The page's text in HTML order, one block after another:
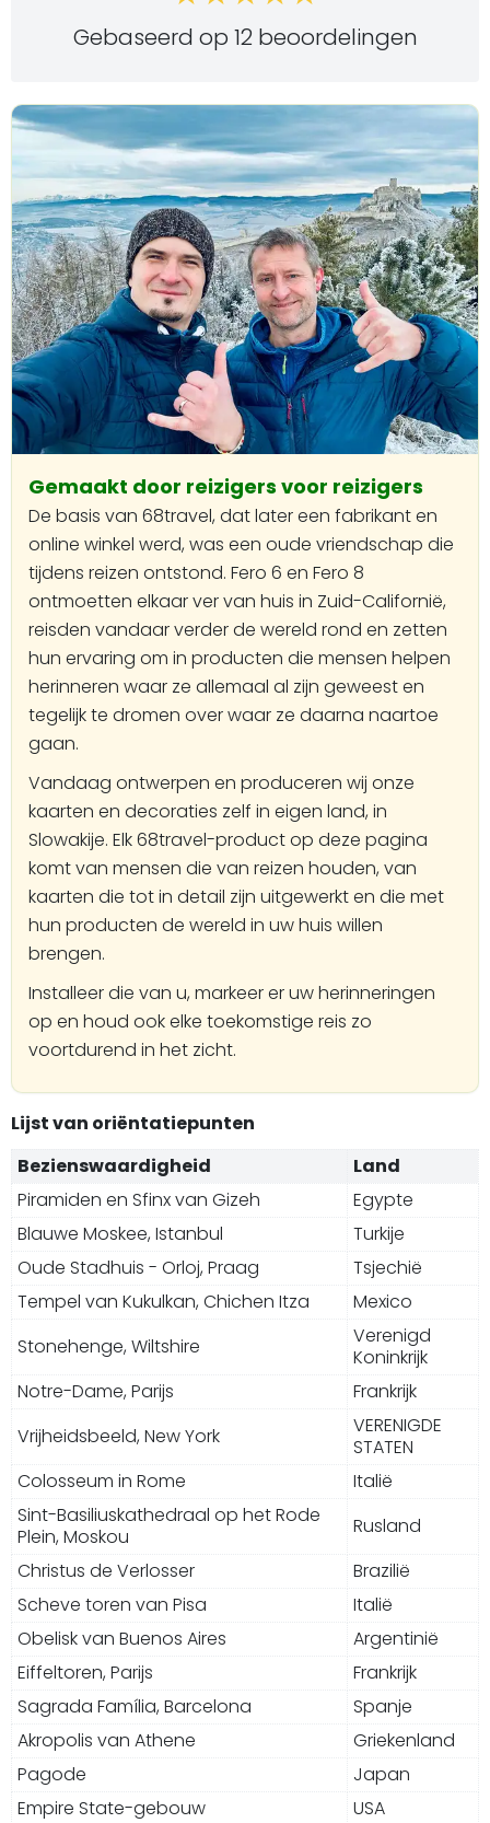
Gebaseerd op 12 beoordelingen
Gemaakt door reizigers voor reizigers
De basis van 68travel, dat later een fabrikant en
online winkel werd, was een oude vriendschap die
tijdens reizen ontstond. Fero 6 en Fero 8
ontmoetten elkaar ver van huis in Zuid-Californië,
reisden vandaar verder de wereld rond en zetten
hun ervaring om in producten die mensen helpen
herinneren waar ze allemaal al zijn geweest en
tegelijk te dromen over waar ze daarna naartoe
gaan.
Vandaag ontwerpen en produceren wij onze
kaarten en decoraties zelf in eigen land, in
Slowakije. Elk 68travel-product op deze pagina
komt van mensen die van reizen houden, van
kaarten die tot in detail zijn uitgewerkt en die met
hun producten de wereld in uw huis willen
brengen.
Installeer die van u, markeer er uw herinneringen
op en houd ook elke toekomstige reis zo
voortdurend in het zicht.
Lijst van oriëntatiepunten
Bezienswaardigheid
Land
Piramiden en Sfinx van Gizeh
Egypte
Blauwe Moskee, Istanbul
Turkije
Oude Stadhuis - Orloj, Praag
Tsjechië
Tempel van Kukulkan, Chichen Itza
Mexico
Stonehenge, Wiltshire
Verenigd
Koninkrijk
Notre-Dame, Parijs
Frankrijk
Vrijheidsbeeld, New York
VERENIGDE
STATEN
Colosseum in Rome
Italië
Sint-Basiliuskathedraal op het Rode
Plein, Moskou
Rusland
Christus de Verlosser
Brazilië
Scheve toren van Pisa
Italië
Obelisk van Buenos Aires
Argentinië
Eiffeltoren, Parijs
Frankrijk
Sagrada Família, Barcelona
Spanje
Akropolis van Athene
Griekenland
Pagode
Japan
Empire State-gebouw
USA